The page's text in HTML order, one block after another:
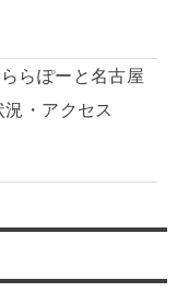
らぽーと名古屋
・アクセス